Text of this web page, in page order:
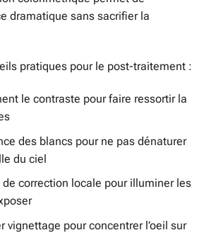
dramatique sans sacrifier la
pratiques pour le post-traitement :
le contraste pour faire ressortir la
des blancs pour ne pas dénaturer
du ciel
correction locale pour illuminer les
vignettage pour concentrer l’oeil sur